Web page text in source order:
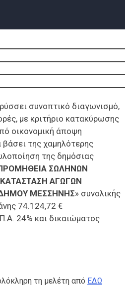
συνοπτικό διαγωνισμό,
με κριτήριο κατακύρωσης
οικονομική άποψη
της χαμηλότερης
της δημόσιας
ΣΩΛΗΝΩΝ
ΑΓΩΓΩΝ
ΜΕΣΣΗΝΗΣ» συνολικής
74.124,72 €
24% και δικαιώματος
τη μελέτη από ΕΔΩ